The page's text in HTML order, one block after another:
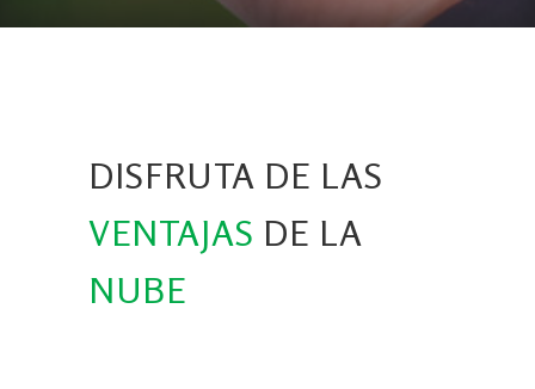
DISFRUTA DE LAS
VENTAJAS DE LA
NUBE